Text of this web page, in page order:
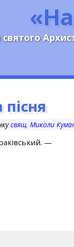
святого
свящ. Миколи
—